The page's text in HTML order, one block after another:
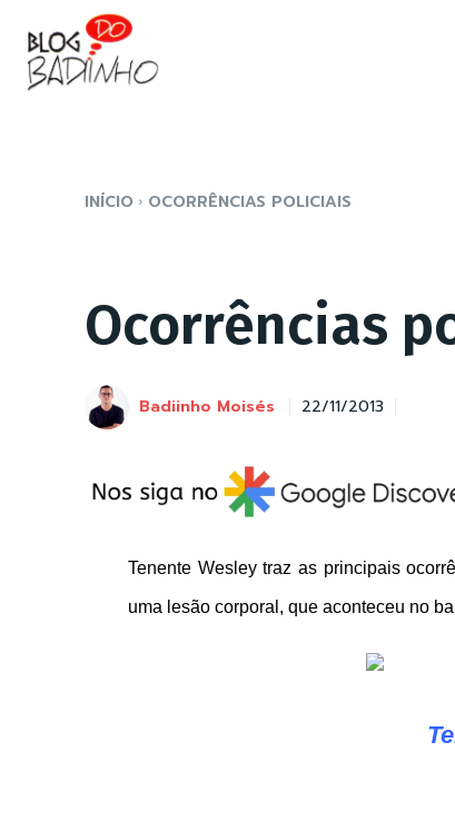
INÍCIO OCORRÊNCIAS POLICIAIS
Ocorrências
Badiinho Moisés 22/11/2013
Tenente Wesley traz as principais
uma lesão corporal, que aconteceu no